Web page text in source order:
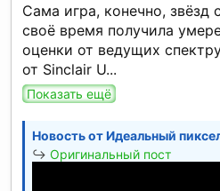
Сама игра, конечно, звёзд
своё время получила
оценки от ведущих
от Sinclair U...
Показать ещё
Новость отИдеальный
↪ Оригинальный пост